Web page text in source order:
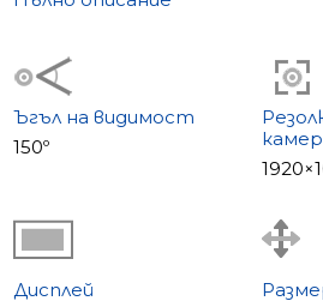
осигурява отлично покритие
Вграден 4,3" дисплей
Интегрираният 4,3-инчов
екран (480×272 px) позволява
директно на панела.
Ефективна видео компресия
Ъгъл на видимост
150º
Дисплей